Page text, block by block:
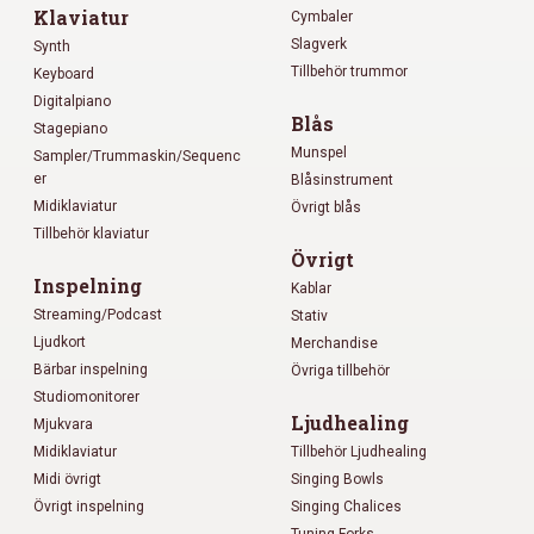
Klaviatur
Synth
Keyboard
Digitalpiano
Stagepiano
Sampler/Trummaskin/Sequenc
er
Midiklaviatur
Tillbehör klaviatur
Inspelning
Streaming/Podcast
Ljudkort
Bärbar inspelning
Studiomonitorer
Mjukvara
Midiklaviatur
Midi övrigt
Övrigt inspelning
Cymbaler
Slagverk
Tillbehör trummor
Blås
Munspel
Blåsinstrument
Övrigt blås
Övrigt
Kablar
Stativ
Merchandise
Övriga tillbehör
Ljudhealing
Tillbehör Ljudhealing
Singing Bowls
Singing Chalices